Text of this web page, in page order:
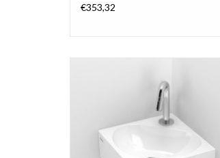
€353,32
TOEVOEGEN AAN WINKELWAGEN